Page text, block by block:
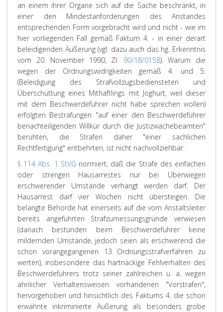
an einem ihrer Organe sich auf die Sache beschränkt, in
einer den Mindestanforderungen des Anstandes
entsprechenden Form vorgebracht wird und nicht - wie im
hier vorliegenden Fall gemäß Faktum 4. - in einer derart
beleidigenden Äußerung (vgl. dazu auch das hg. Erkenntnis
vom 20. November 1990, Zl. 90/18/0158). Warum die
wegen der Ordnungswidrigkeiten gemäß 4. und 5.
(Beleidigung des Strafvollzugsbediensteten und
Überschüttung eines Mithäftlings mit Joghurt, weil dieser
mit dem Beschwerdeführer nicht habe sprechen wollen)
erfolgten Bestrafungen "auf einer den Beschwerdeführer
benachteiligenden Willkür durch die Justizwachebeamten"
beruhten, die Strafen daher "einer sachlichen
Rechtfertigung" entbehrten, ist nicht nachvollziehbar.
§ 114 Abs. 1 StVG normiert, daß die Strafe des einfachen
oder strengen Hausarrestes nur bei Überwiegen
erschwerender Umstände verhängt werden darf. Der
Hausarrest darf vier Wochen nicht übersteigen. Die
belangte Behörde hat einerseits auf die vom Anstaltsleiter
bereits angeführten Strafzumessungsgründe verwiesen
(danach bestünden beim Beschwerdeführer keine
mildernden Umstände, jedoch seien als erschwerend die
schon vorangegangenen 13 Ordnungsstrafverfahren zu
werten), insbesondere das hartnäckige Fehlverhalten des
Beschwerdeführers trotz seiner zahlreichen u. a. wegen
ähnlicher Verhaltensweisen vorhandenen "Vorstrafen",
hervorgehoben und hinsichtlich des Faktums 4. die schon
erwähnte inkriminierte Äußerung als besonders grobe